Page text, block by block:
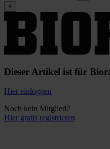
×
Dieser Artikel ist für
Hier einloggen
Noch kein Mitglied?
Hier gratis registrieren